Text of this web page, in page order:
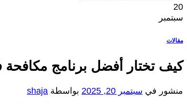
20
سبتمبر
مقالات
كيف تختار أفضل برنامج
منشور في سبتمبر 20, 2025 بواسطة shaja